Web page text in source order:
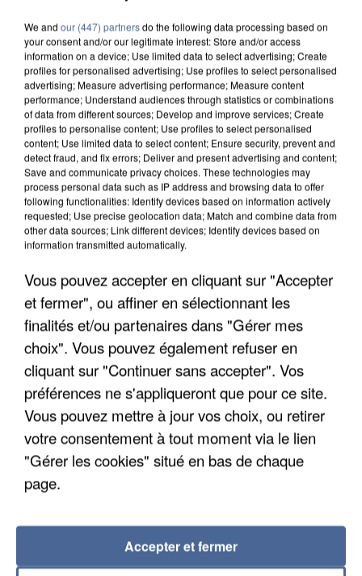
UNE TOURISTE DE L’OISE EMPORTÉE PAR UNE
COULÉE DE BOUE EN HAUTE-SAVOIE
We and our (447) partnersdo the following data processing based on
your consent and/or our legitimate interest: Store and/or access
information on a device; Use limited data to select advertising; Create
profiles for personalised advertising; Use profiles to select personalised
advertising; Measure advertising performance; Measure content
performance; Understand audiences through statistics or combinations
of data from different sources; Develop and improve services; Create
profiles to personalise content; Use profiles to select personalised
content; Use limited data to select content; Ensure security, prevent and
detect fraud, and fix errors; Deliver and present advertising and content;
Save and communicate privacy choices. These technologies may
process personal data such as IP address and browsing data to offer
following functionalities: Identify devices based on information actively
requested; Use precise geolocation data; Match and combine data from
other data sources; Link different devices; Identify devices based on
information transmitted automatically.
Vous pouvez accepter en cliquant sur "Accepter
et fermer", ou affiner en sélectionnant les
finalités et/ou partenaires dans "Gérer mes
choix". Vous pouvez également refuser en
cliquant sur "Continuer sans accepter". Vos
préférences ne s'appliqueront que pour ce site.
Vous pouvez mettre à jour vos choix, ou retirer
votre consentement à tout moment via le lien
"Gérer les cookies" situé en bas de chaque
page.
Accepter et fermer